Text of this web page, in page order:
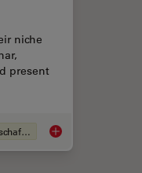
niche
present
Neurowissenschaften Revealing Neuronal